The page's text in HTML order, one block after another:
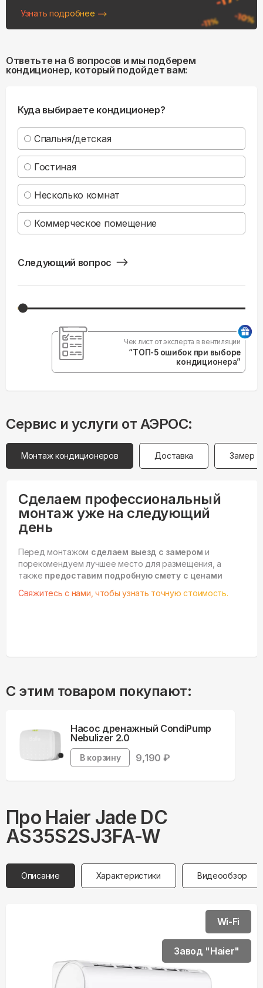
Узнать подробнее
Ответьте на 6 вопросов и мы подберем
кондиционер, который подойдет вам:
Куда выбираете кондиционер?
Спальня/детская
Гостиная
Несколько комнат
Коммерческое помещение
Следующий вопрос
Чек лист от эксперта в вентиляции
“ТОП-5 ошибок при выборе
кондиционера”
Сервис и услуги от АЭРОС:
Монтаж кондиционеров Доставка Замер
Сделаем профессиональный
монтаж уже на следующий
день
Перед монтажом сделаем выезд с замером и
порекомендуем лучшее место для размещения, а
также предоставим подробную смету с ценами
Свяжитесь с нами, чтобы узнать точную стоимость.
С этим товаром покупают:
Насос дренажный CondiPump
Nebulizer 2.0
В корзину 9,190 ₽
Про Haier Jade DC
AS35S2SJ3FA-W
Описание Характеристики Видеообзор
Wi-Fi
Завод "Haier"